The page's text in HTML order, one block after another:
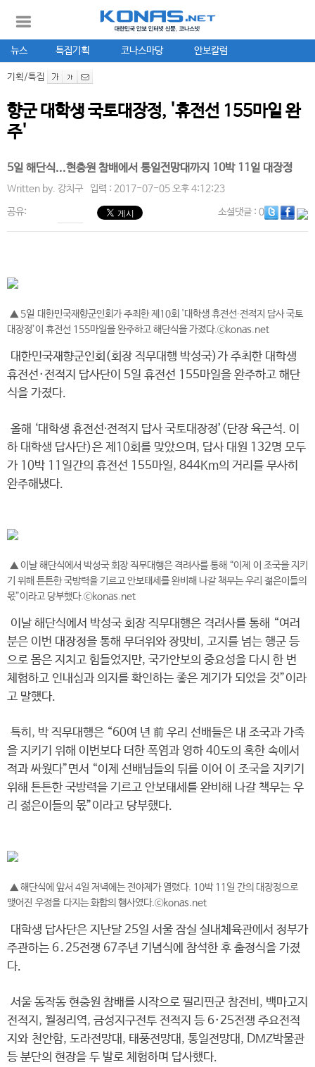
뉴스 특집기획 코나스마당 안보칼럼
기획/특집
향군 대학생 국토대장정, '휴전선 155마일 완
주'
5일 해단식...현충원 참배에서 통일전망대까지 10박 11일 대장정
Written by. 강치구 입력 : 2017-07-05 오후 4:12:23
공유: 소셜댓글: 0
▲ 5일 대한민국재향군인회가 주최한 제10회 '대학생 휴전선∙전적지 답사 국토
대장정’이 휴전선 155마일을 완주하고 해단식을 가졌다.ⓒkonas.net
대한민국재향군인회(회장 직무대행 박성국)가 주최한 대학생
휴전선·전적지 답사단이 5일 휴전선 155마일을 완주하고 해단
식을 가졌다.
올해 ‘대학생 휴전선∙전적지 답사 국토대장정’(단장 육근석. 이
하 대학생 답사단)은 제10회를 맞았으며, 답사 대원 132명 모두
가 10박 11일간의 휴전선 155마일, 844Km의 거리를 무사히
완주해냈다.
▲ 이날 해단식에서 박성국 회장 직무대행은 격려사를 통해 “이제 이 조국을 지키
기 위해 튼튼한 국방력을 기르고 안보태세를 완비해 나갈 책무는 우리 젊은이들의
몫”이라고 당부했다.ⓒkonas.net
이날 해단식에서 박성국 회장 직무대행은 격려사를 통해 “여러
분은 이번 대장정을 통해 무더위와 장맛비, 고지를 넘는 행군 등
으로 몸은 지치고 힘들었지만, 국가안보의 중요성을 다시 한 번
체험하고 인내심과 의지를 확인하는 좋은 계기가 되었을 것”이라
고 말했다.
특히, 박 직무대행은 “60여 년 前 우리 선배들은 내 조국과 가족
을 지키기 위해 이번보다 더한 폭염과 영하 40도의 혹한 속에서
적과 싸웠다”면서 “이제 선배님들의 뒤를 이어 이 조국을 지키기
위해 튼튼한 국방력을 기르고 안보태세를 완비해 나갈 책무는 우
리 젊은이들의 몫”이라고 당부했다.
▲ 해단식에 앞서 4일 저녁에는 전야제가 열렸다. 10박 11일 간의 대장정으로
맺어진 우정을 다지는 화합의 행사였다.ⓒkonas.net
대학생 답사단은 지난달 25일 서울 잠실 실내체육관에서 정부가
주관하는 6․25전쟁 67주년 기념식에 참석한 후 출정식을 가졌
다.
서울 동작동 현충원 참배를 시작으로 필리핀군 참전비, 백마고지
전적지, 월정리역, 금성지구전투 전적지 등 6·25전쟁 주요전적
지와 천안함, 도라전망대, 태풍전망대, 통일전망대, DMZ박물관
등 분단의 현장을 두 발로 체험하며 답사했다.